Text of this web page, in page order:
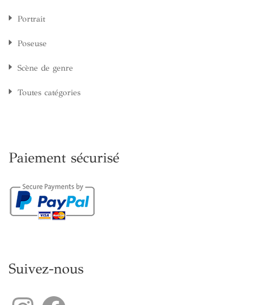
Portrait
Poseuse
Scène de genre
Toutes catégories
Paiement sécurisé
Suivez-nous
Instagram Facebook